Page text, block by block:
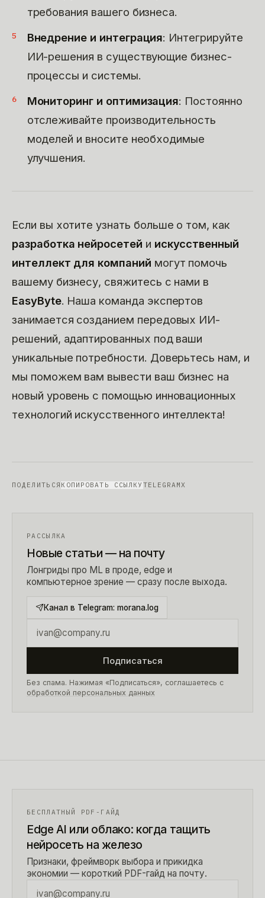
требования вашего бизнеса.
Внедрение и интеграция: Интегрируйте
ИИ-решения в существующие бизнес-
процессы и системы.
Мониторинг и оптимизация: Постоянно
отслеживайте производительность
моделей и вносите необходимые
улучшения.
Если вы хотите узнать больше о том, как
разработка нейросетей и искусственный
интеллект для компаний могут помочь
вашему бизнесу, свяжитесь с нами в
EasyByte. Наша команда экспертов
занимается созданием передовых ИИ-
решений, адаптированных под ваши
уникальные потребности. Доверьтесь нам, и
мы поможем вам вывести ваш бизнес на
новый уровень с помощью инновационных
технологий искусственного интеллекта!
ПОДЕЛИТЬСЯ КОПИРОВАТЬ ССЫЛКУ TELEGRAMX
РАССЫЛКА
Новые статьи — на почту
Лонгриды про ML в проде, edge и
компьютерное зрение — сразу после выхода.
Канал в Telegram: morana.log
Подписаться
Без спама. Нажимая «Подписаться», соглашаетесь с
обработкой персональных данных
БЕСПЛАТНЫЙ PDF-ГАЙД
Edge AI или облако: когда тащить
нейросеть на железо
Признаки, фреймворк выбора и прикидка
экономии — короткий PDF-гайд на почту.